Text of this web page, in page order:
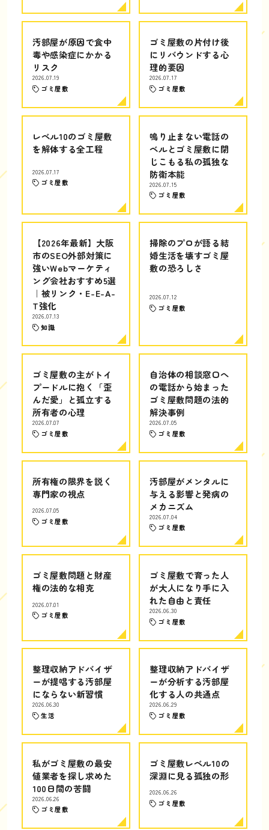
汚部屋が原因で食中
毒や感染症にかかる
リスク
2026.07.19
ゴミ屋敷
ゴミ屋敷の片付け後
にリバウンドする心
理的要因
2026.07.17
ゴミ屋敷
レベル10のゴミ屋敷
を解体する全工程
2026.07.17
ゴミ屋敷
鳴り止まない電話の
ベルとゴミ屋敷に閉
じこもる私の孤独な
防衛本能
2026.07.15
ゴミ屋敷
【2026年最新】大阪
市のSEO外部対策に
強いWebマーケティ
ング会社おすすめ5選
｜被リンク・E-E-A-
T強化
2026.07.13
知識
掃除のプロが語る結
婚生活を壊すゴミ屋
敷の恐ろしさ
2026.07.12
ゴミ屋敷
ゴミ屋敷の主がトイ
プードルに抱く「歪
んだ愛」と孤立する
所有者の心理
2026.07.07
ゴミ屋敷
自治体の相談窓口へ
の電話から始まった
ゴミ屋敷問題の法的
解決事例
2026.07.05
ゴミ屋敷
所有権の限界を説く
専門家の視点
2026.07.05
ゴミ屋敷
汚部屋がメンタルに
与える影響と発病の
メカニズム
2026.07.04
ゴミ屋敷
ゴミ屋敷問題と財産
権の法的な相克
2026.07.01
ゴミ屋敷
ゴミ屋敷で育った人
が大人になり手に入
れた自由と責任
2026.06.30
ゴミ屋敷
整理収納アドバイザ
ーが提唱する汚部屋
にならない新習慣
2026.06.30
生活
整理収納アドバイザ
ーが分析する汚部屋
化する人の共通点
2026.06.29
ゴミ屋敷
私がゴミ屋敷の最安
値業者を探し求めた
100日間の苦闘
2026.06.26
ゴミ屋敷
ゴミ屋敷レベル10の
深淵に見る孤独の形
2026.06.26
ゴミ屋敷